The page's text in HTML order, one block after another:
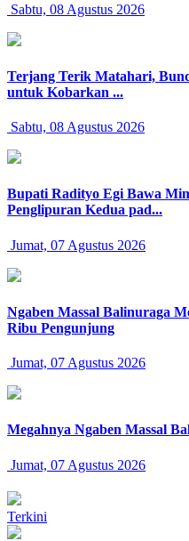
Sabtu, 08 Agustus 2026
Terjang Terik Matahari,
untuk Kobarkan ...
Sabtu, 08 Agustus 2026
Bupati Radityo Egi Bawa
Penglipuran Kedua pad...
Jumat, 07 Agustus 2026
Ngaben Massal Balinuraga
Ribu Pengunjung
Jumat, 07 Agustus 2026
Megahnya Ngaben Massal
Jumat, 07 Agustus 2026
Terkini